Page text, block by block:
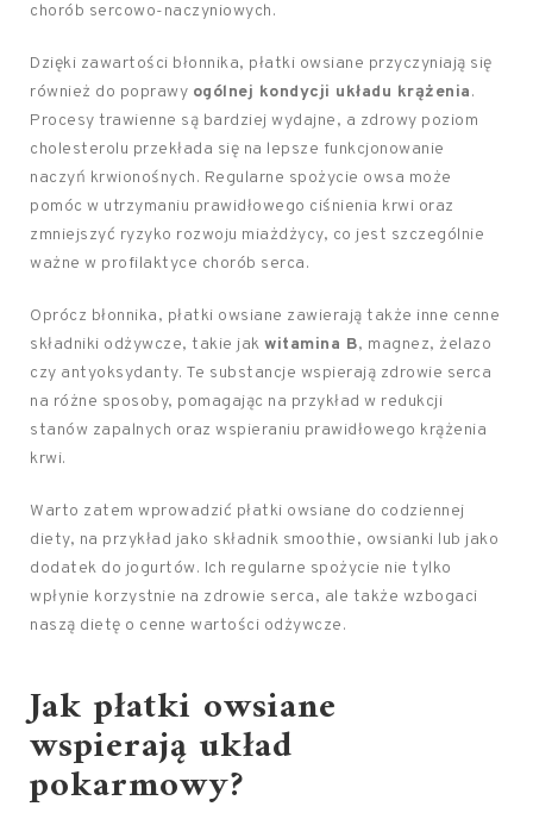
chorób sercowo-naczyniowych.
Dzięki zawartości błonnika, płatki owsiane przyczyniają się
również do poprawy ogólnej kondycji układu krążenia.
Procesy trawienne są bardziej wydajne, a zdrowy poziom
cholesterolu przekłada się na lepsze funkcjonowanie
naczyń krwionośnych. Regularne spożycie owsa może
pomóc w utrzymaniu prawidłowego ciśnienia krwi oraz
zmniejszyć ryzyko rozwoju miażdżycy, co jest szczególnie
ważne w profilaktyce chorób serca.
Oprócz błonnika, płatki owsiane zawierają także inne cenne
składniki odżywcze, takie jak witamina B, magnez, żelazo
czy antyoksydanty. Te substancje wspierają zdrowie serca
na różne sposoby, pomagając na przykład w redukcji
stanów zapalnych oraz wspieraniu prawidłowego krążenia
krwi.
Warto zatem wprowadzić płatki owsiane do codziennej
diety, na przykład jako składnik smoothie, owsianki lub jako
dodatek do jogurtów. Ich regularne spożycie nie tylko
wpłynie korzystnie na zdrowie serca, ale także wzbogaci
naszą dietę o cenne wartości odżywcze.
Jak płatki owsiane
wspierają układ
pokarmowy?